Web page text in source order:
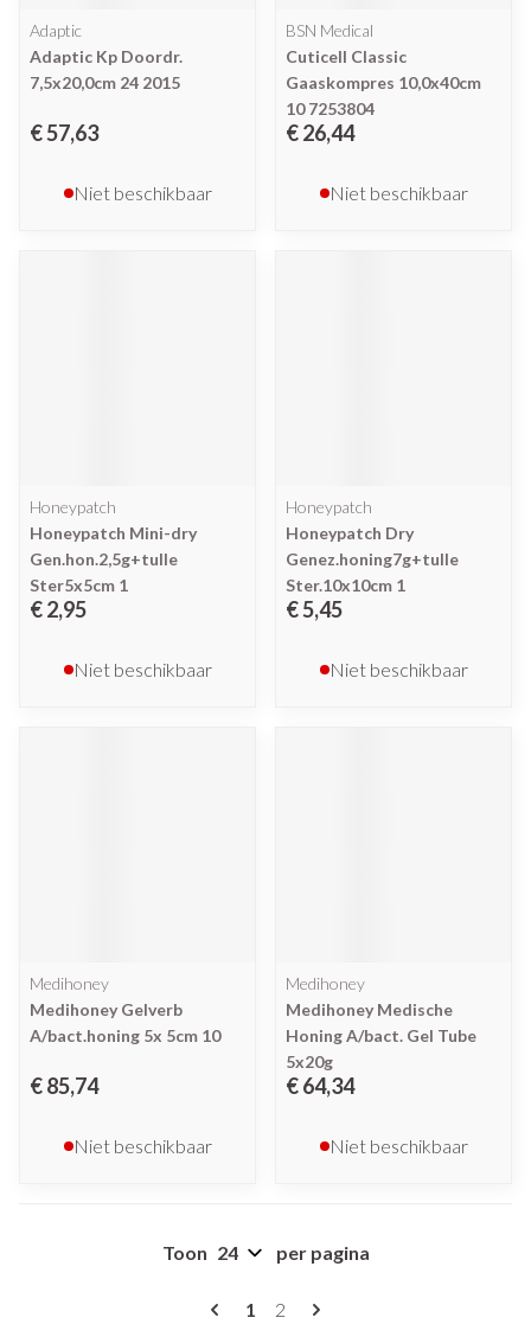
Adaptic
Adaptic Kp Doordr.
7,5x20,0cm 24 2015
€ 57,63
Niet beschikbaar
BSN Medical
Cuticell Classic
Gaaskompres 10,0x40cm
10 7253804
€ 26,44
Niet beschikbaar
Honeypatch
Honeypatch Mini-dry
Gen.hon.2,5g+tulle
Ster5x5cm 1
€ 2,95
Niet beschikbaar
Honeypatch
Honeypatch Dry
Genez.honing7g+tulle
Ster.10x10cm 1
€ 5,45
Niet beschikbaar
Medihoney
Medihoney Gelverb
A/bact.honing 5x 5cm 10
€ 85,74
Niet beschikbaar
Medihoney
Medihoney Medische
Honing A/bact. Gel Tube
5x20g
€ 64,34
Niet beschikbaar
Pagina's
U lees momenteel pagina
1 Pagina
2
Toon per pagina